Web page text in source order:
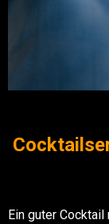
Ein guter